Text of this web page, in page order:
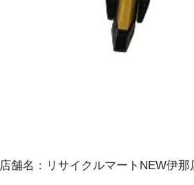
店舗名：リサイクルマートNEW伊那